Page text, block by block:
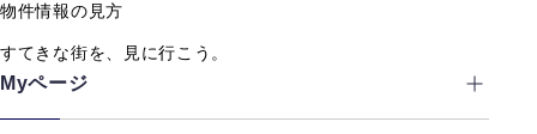
物件情報の見方
すてきな街を、見に行こう。
Myページ